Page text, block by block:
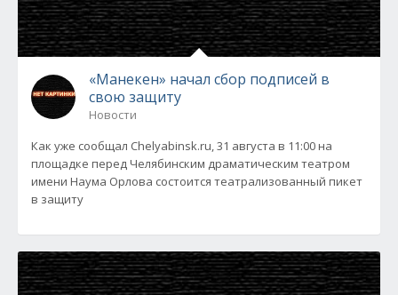
«Манекен» начал сбор подписей в
свою защиту
Новости
Как уже сообщал Chelyabinsk.ru, 31 августа в 11:00 на
площадке перед Челябинским драматическим театром
имени Наума Орлова состоится театрализованный пикет
в защиту